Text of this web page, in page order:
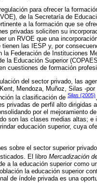
para ofrecer la
de la Secretaría de
a la formación que se
privadas soliciten su
un RVOE que una
las IESP y, por
la Federación de Instituciones
la Educación Superior
cuestiones de formación
del sector privado, las
Mendoza, Muñoz, Silas -
la clasificación de Silas (2005)
privadas de perfil alto dirigidas
por el mejoramiento
son las clases medias altas;
educación superior, cuya
sobre el sector superior
El libro Mercadización
a la educación superior como
la educación superior
de índole privada es una